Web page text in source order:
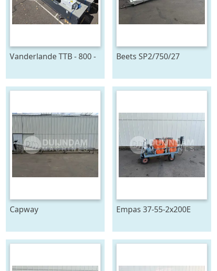
Vanderlande TTB - 800 -
telescoopband 4 delig,
2400 x 80 cm
Beets SP2/750/27
Capway
cm x 65 cm
Empas 37-55-2x200E
geveerde haspel